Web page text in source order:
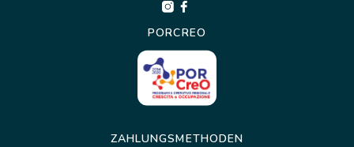
PORCREO
ZAHLUNGSMETHODEN